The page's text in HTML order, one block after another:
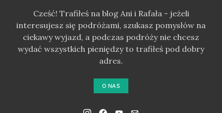
Cześć! Trafiłeś na blog Ani i Rafała - jeżeli
interesujesz się podróżami, szukasz pomysłów na
ciekawy wyjazd, a podczas podróży nie chcesz
wydać wszystkich pieniędzy to trafiłeś pod dobry
adres.
O NAS